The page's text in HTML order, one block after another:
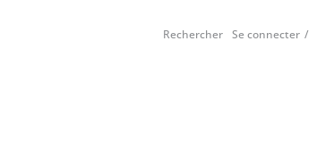
Rechercher Se connecter